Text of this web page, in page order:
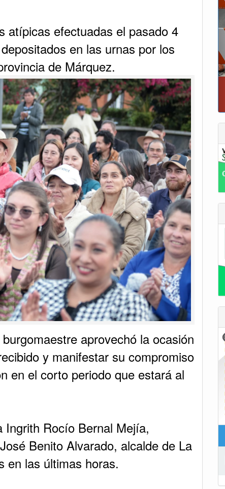
atípicas efectuadas el pasado 4
en las urnas por los
de Márquez.
aprovechó la ocasión
y manifestar su compromiso
en el corto periodo que estará al
Ingrith Rocío Bernal Mejía,
Benito Alvarado, alcalde de La
en las últimas horas.